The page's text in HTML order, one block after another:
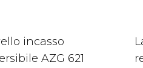
incasso
AZG 621